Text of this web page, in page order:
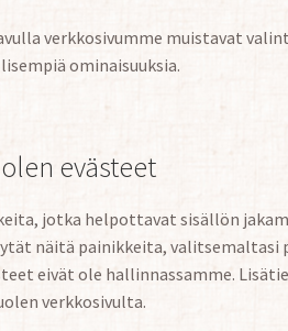
verkkosivumme muistavat
ominaisuuksia.
evästeet
jotka helpottavat sisällön
näitä painikkeita, valitsemaltasi
eivät ole hallinnassamme.
verkkosivulta.